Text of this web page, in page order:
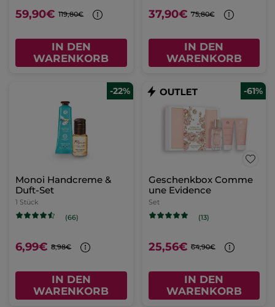
59,90€ 119,80€
IN DEN
WARENKORB
37,90€ 75,80€
IN DEN
WARENKORB
-22%
Monoi Handcreme &
Duft-Set
1 Stück
(66)
6,99€ 8,98€
IN DEN
WARENKORB
-61%
Geschenkbox Comme
une Evidence
Set
(13)
25,56€ 64,90€
IN DEN
WARENKORB